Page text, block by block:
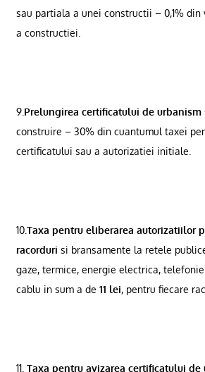
sau partiala a unei constructii – 0,1% din
a constructiei.
9. Prelungirea certificatului de urbanism
construire – 30% din cuantumul taxei
certificatului sau a autorizatiei initiale.
10.Taxa pentru eliberarea autorizatiilor
racorduri si bransamente la retele
gaze, termice, energie electrica,
cablu in sum a de 11 lei, pentru fiecare
11. Taxa pentru avizarea certificatului de